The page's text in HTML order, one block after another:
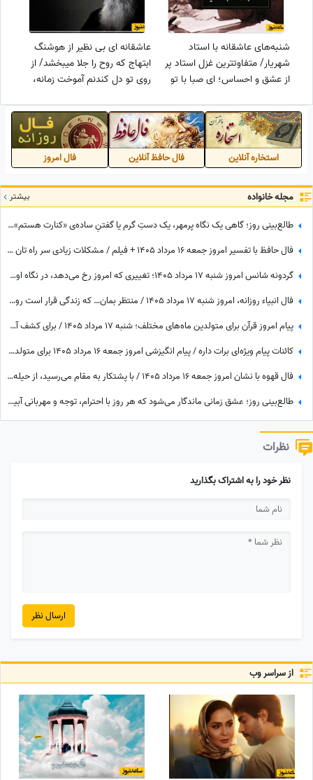
شنبه‌های عاشقانه با استاد
شهریار/ متفاوتترین غزل استاد پر
از عشق و احساس؛ ای صبا با تو
ویدئو
عاشقانه ای بی نظیر از هوشنگ
ابتهاج که روح را جلا میبخشد/ از
روی تو دل کندنم آموخت زمانه،
فشان است+ ویدئو
استخاره آنلاین فال حافظ آنلاین فال امروز
مجله خانواده بیشتر
طالع‌بینی روز؛ گاهی یک نگاه پرمهر، یک دستِ گرم یا گفتنِ ساده‌ی «کنارت هستم»، می‌تواند قلبی را برای همیشه آرام کند ... / شنبه 17 مرداد 1405
فال حافظ با تفسیر امروز جمعه 16 مرداد 1405 + فیلم / مشکلات زیادی سر راه تان وجود دارد اما ...
گردونه شانس امروز شنبه 17 مرداد 1405؛ تغییری که امروز رخ می‌دهد، در نگاه اول غیرمنتظره است اما ...
فال انبیاء روزانه، امروز شنبه 17 مرداد 1405 / منتظر بمان… که زندگی قرار است روی مهربانش را به تو نشان دهد. خبرهای خوش، در راه‌اند
پیام امروز قرآن برای متولدین ماه‌های مختلف؛ شنبه 17 مرداد 1405 / برای کشف آرامش و خوشبختی به آغوش خدا برویم
کائنات پیام ویژه‌ای برات داره / پیام انگیزشی امروز جمعه 16 مرداد 1405 برای متولدین فروردین تا اسفند: امروز زمان درخشیدن توست + ویدئو
فال قهوه با نشان امروز جمعه 16 مرداد 1405 / با پشتکار به مقام می‌رسید، از حیله دوستان خود را پنهان کنید
طالع‌بینی روز؛ عشق زمانی ماندگار می‌شود که هر روز با احترام، توجه و مهربانی آبیاری شود / جمعه 16 مرداد 1405
نظرات
نظر خود را به اشتراک بگذارید
ارسال نظر
از سراسر وب